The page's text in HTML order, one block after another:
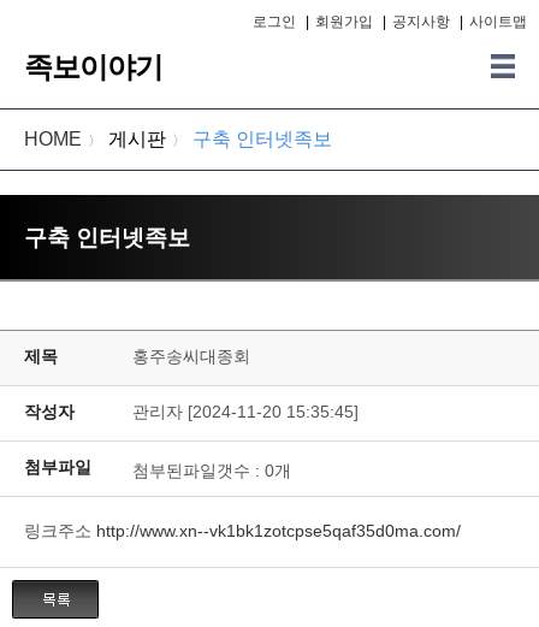
족보이야기
로그인 회원가입 공지사항 사이트맵
HOME 〉 게시판 〉 구축 인터넷족보
구축 인터넷족보
제목 홍주송씨대종회
작성자 관리자 [2024-11-20 15:35:45]
첨부파일 첨부된파일갯수 : 0개
링크주소 http://www.xn--vk1bk1zotcpse5qaf35d0ma.com/